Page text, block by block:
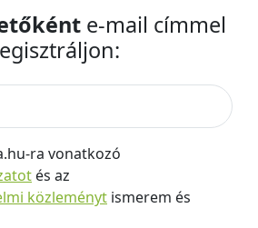
e-mail címmel
ra vonatkozó
és az
közleményt ismerem és